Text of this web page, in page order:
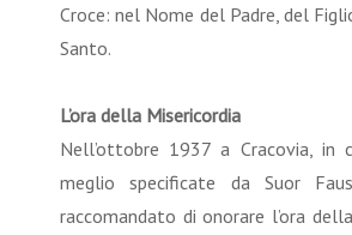
Croce: nel Nome del Padre, del
Santo.
L’ora della Misericordia
Nell’ottobre 1937 a Cracovia, in
meglio specificate da Suor
raccomandato di onorare l’ora